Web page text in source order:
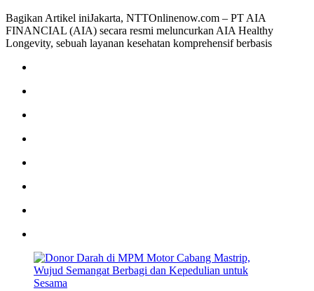
Bagikan Artikel iniJakarta, NTTOnlinenow.com – PT AIA
FINANCIAL (AIA) secara resmi meluncurkan AIA Healthy
Longevity, sebuah layanan kesehatan komprehensif berbasis